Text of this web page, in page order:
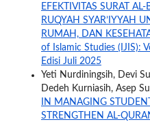
EFEKTIVITAS SURAT
RUQYAH SYAR’IYYAH
RUMAH, DAN
of Islamic Studies (IJIS):
Edisi Juli 2025
Yeti Nurdiningsih, Devi
Dedeh Kurniasih, Asep
IN MANAGING
STRENGTHEN AL-